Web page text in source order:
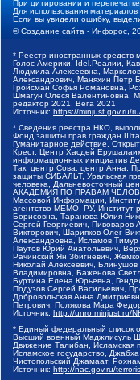
При цитировании и
Для использования
Если вы увидели ошибку,
©Создание сайта - Инфорос,
* Реестр иностранных
Голос Америки, Idel.Реалии,
Людмила Алексеевна,
Александрович, Маняхин Петр
Гройсман Софья Романовна,
Шмагун Олеся Валентиновна,
редактор 2021, Вега 2021
Источник: https://minjust.gov.ru/
* Сведения реестра НКО,
Фонд защиты прав граждан
Гуманитарное действие,
Крест, Центр Хасдей
информационных инициатив
Так, центр Сова, центр Анна,
защиты СИБАЛЬТ, Уральская
человека, Дальневосточный
АКАДЕМИЯ ПО ПРАВАМ
Массовой Информации,
агентство МЕМО. РУ, Институт
Борисовна, Таранова Юлия
Сергей Георгиевич,
Викторович, Шарипков Олег
Александровна, Исламов
Паутов Юрий Анатольевич,
Рачинский Ян Збигневич,
Николай Алексеевич,
Владимировна, Баженова
Буртина Елена Юрьевна,
Подузов Сергей Васильевич,
Добровольская Анна
Петрович, Полякова Мара
Источник: http://unro.minjust.ru/
* Единый федеральный список
Высший военный Маджлисуль
Движение Талибан, Исламская
Исламское государство,
Чистопольский Джамаат,
Источник: http://nac.gov.ru/